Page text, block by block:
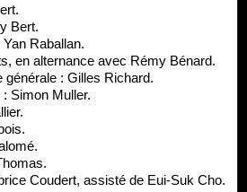
Bert.
Raballan.
en alternance avec Rémy Bénard.
générale : Gilles Richard.
Simon Muller.
Coudert, assisté de Eui-Suk Cho.